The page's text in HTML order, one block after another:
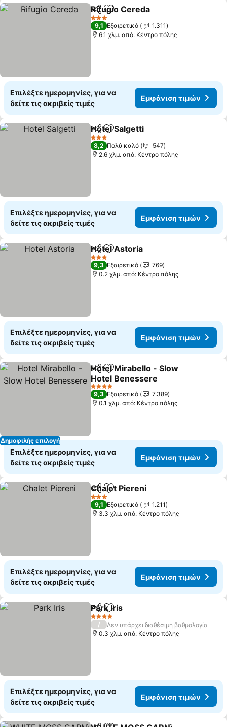
Κοινοποίηση
Προσθήκη στα αγαπημένα
Rifugio Cereda
3 Αστέρια
9,1 Εξαιρετικό
1.311
6.1 χλμ. από: Κέντρο πόλης
Επιλέξτε ημερομηνίες, για να
δείτε τις ακριβείς τιμές
Εμφάνιση τιμών
Κοινοποίηση
Προσθήκη στα αγαπημένα
Hotel Salgetti
3 Αστέρια
8,2 Πολύ καλό
547
2.6 χλμ. από: Κέντρο πόλης
Επιλέξτε ημερομηνίες, για να
δείτε τις ακριβείς τιμές
Εμφάνιση τιμών
Κοινοποίηση
Προσθήκη στα αγαπημένα
Hotel Astoria
3 Αστέρια
9,3 Εξαιρετικό
769
0.2 χλμ. από: Κέντρο πόλης
Επιλέξτε ημερομηνίες, για να
δείτε τις ακριβείς τιμές
Εμφάνιση τιμών
Δημοφιλής επιλογή
Κοινοποίηση
Προσθήκη στα αγαπημένα
Hotel Mirabello - Slow
Hotel Benessere
4 Αστέρια
9,3 Εξαιρετικό
7.389
0.1 χλμ. από: Κέντρο πόλης
Επιλέξτε ημερομηνίες, για να
δείτε τις ακριβείς τιμές
Εμφάνιση τιμών
Κοινοποίηση
Προσθήκη στα αγαπημένα
Chalet Piereni
3 Αστέρια
9,1 Εξαιρετικό
1.211
3.3 χλμ. από: Κέντρο πόλης
Επιλέξτε ημερομηνίες, για να
δείτε τις ακριβείς τιμές
Εμφάνιση τιμών
Κοινοποίηση
Προσθήκη στα αγαπημένα
Park Iris
4 Αστέρια
/
Δεν υπάρχει διαθέσιμη βαθμολογία
0.3 χλμ. από: Κέντρο πόλης
Επιλέξτε ημερομηνίες, για να
δείτε τις ακριβείς τιμές
Εμφάνιση τιμών